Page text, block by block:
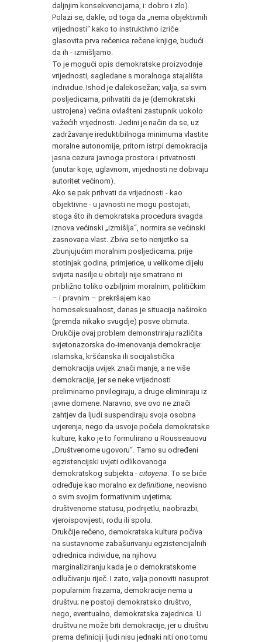
daljnjim konsekvencijama, i: dobro i zlo).
Polazi se, dakle, od toga da „nema objektivnih
vrijednosti“ kako to instruktivno izriče
glasovita prva rečenica rečene knjige, budući
da ih - izmišljamo.
To je mogući opis demokratske proizvodnje
vrijednosti, sagledane s moralnoga stajališta
individue. Ishod je dalekosežan; valja, sa svim
posljedicama, prihvatiti da je (demokratski
ustrojena) većina ovlašteni zastupnik uokolo
važećih vrijednosti. Jedini je način da se, uz
zadržavanje ireduktibilnoga minimuma vlastite
moralne autonomije, pritom istrpi demokracija
jasna cezura javnoga prostora i privatnosti
(unutar koje, uglavnom, vrijednosti ne dobivaju
autoritet većinom).
Ako se pak prihvati da vrijednosti - kao
objektivne - u javnosti ne mogu postojati,
stoga što ih demokratska procedura svagda
iznova većinski „izmišlja“, normira se većinski
zasnovana vlast. Zbiva se to nerijetko sa
zbunjujućim moralnim posljedicama; prije
stotinjak godina, primjerice, u velikome dijelu
svijeta nasilje u obitelji nije smatrano ni
približno toliko ozbiljnim moralnim, političkim
– i pravnim – prekršajem kao
homoseksualnost, danas je situacija naširoko
(premda nikako svugdje) posve obrnuta.
Drukčije ovaj problem demonstriraju različita
svjetonazorska do-imenovanja demokracije:
islamska, kršćanska ili socijalistička
demokracija uvijek znači manje, a ne više
demokracije, jer se neke vrijednosti
preliminarno privilegiraju, a druge eliminiraju iz
javne domene. Naravno, sve ovo ne znači
zahtjev da ljudi suspendiraju svoja osobna
uvjerenja, nego da usvoje počela demokratske
kulture, kako je to formulirano u Rousseauovu
„Društvenome ugovoru“ Tamo su određeni
egzistencijski uvjeti odlikovanoga
demokratskog subjekta - citoyena . To se biće
određuje kao moralno ex definitione , neovisno
o svim svojim formativnim uvjetima;
društvenome statusu, podrijetlu, naobrazbi,
vjeroispovijesti, rodu ili spolu.
Drukčije rečeno, demokratska kultura počiva
na sustavnome zabašurivanju egzistencijalnih
odrednica individue, na njihovu
marginaliziranju kada je o demokratskome
odlučivanju riječ. I zato, valja ponoviti nasuprot
popularnim frazama, demokracije nema u
društvu; ne postoji demokratsko društvo,
nego, eventualno, demokratska zajednica. U
društvu ne može biti demokracije, jer u društvu
prema definiciji ljudi nisu jednaki niti ono tomu